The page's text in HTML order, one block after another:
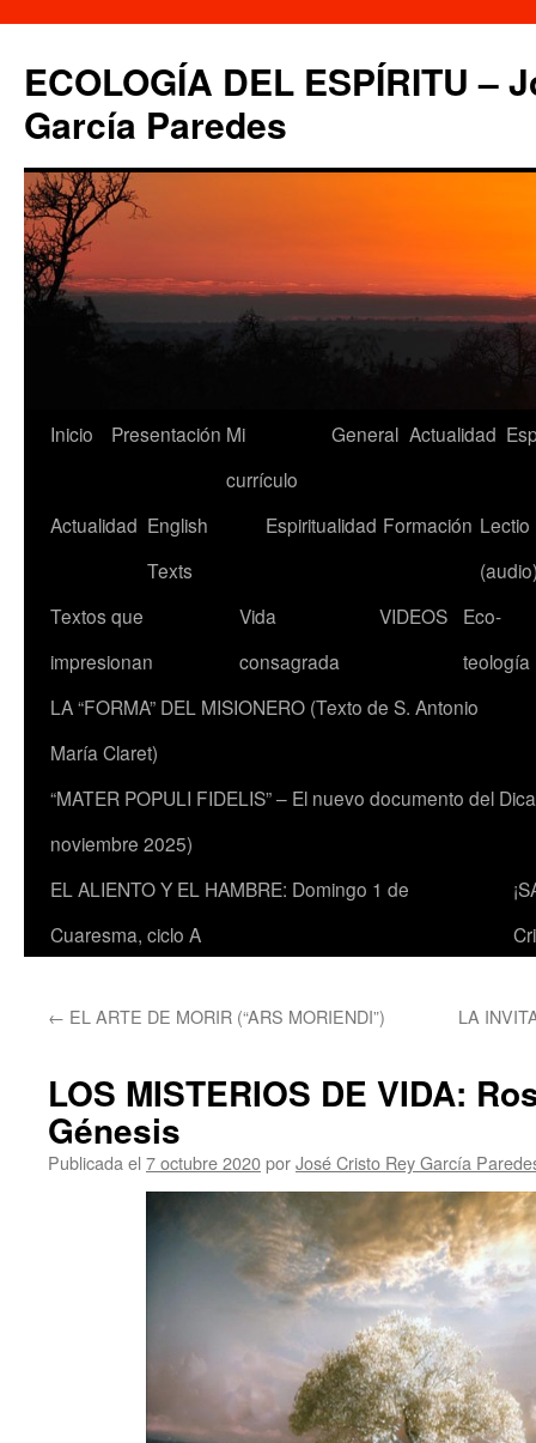
contenido
ECOLOGÍA DEL ESPÍRITU –
García Paredes
Inicio Presentación Mi
currículo
General Actualidad
Actualidad English
Texts
Espiritualidad Formación Lectio
Textos que
impresionan
Vida
consagrada
VIDEOS
Eco-
teología
LA “FORMA” DEL MISIONERO (Texto de S. Antonio
María Claret)
“MATER POPULI FIDELIS” – El nuevo documento del
noviembre 2025)
EL ALIENTO Y EL HAMBRE: Domingo 1 de
Cuaresma, ciclo A
← EL ARTE DE MORIR (“ARS MORIENDI”) LA
LOS MISTERIOS DE VIDA:
Génesis
Publicada el 7 octubre 2020porJosé Cristo Rey García